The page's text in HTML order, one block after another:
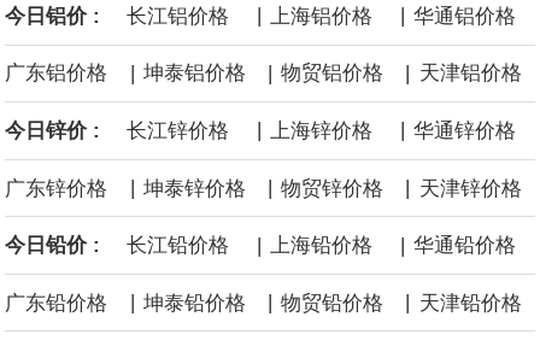
将放弃位于纽约湾、加州近海和路易斯安那州近海的海上风电租赁
权益。
据广钢气体消息，8月6日，广钢气体与韩国头部工业气体服务商
AirFirst正式签署实质性长期战略合作协议。双方将建立常态化技术
今日铝价 : 长江铝价格 上海铝价格 华通铝价格
广东铝价格 | 坤泰铝价格 | 物贸铝价格 | 天津铝价格
今日锌价 : 长江锌价格 上海锌价格 华通锌价格
广东锌价格 | 坤泰锌价格 | 物贸锌价格 | 天津锌价格
今日铅价 : 长江铅价格 | 上海铅价格 | 华通铅价格
广东铅价格 坤泰铅价格 物贸铅价格 天津铅价格